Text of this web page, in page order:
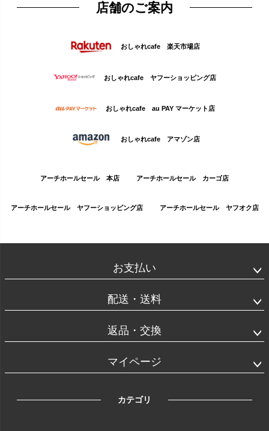
店舗のご案内
おしゃれcafe 楽天市場店
おしゃれcafe ヤフーショッピング店
おしゃれcafe au PAY マーケット店
おしゃれcafe アマゾン店
アーチホールセール 本店 アーチホールセール カーゴ店
アーチホールセール ヤフーショッピング店 アーチホールセール ヤフオク店
お支払い
配送・送料
返品・交換
マイページ
カテゴリ